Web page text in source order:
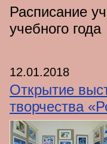
Расписание
учебного года
12.01.2018
Открытие
творчества